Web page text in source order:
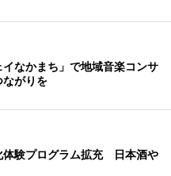
なかまち」で地域音楽コンサ
がりを
体験プログラム拡充 日本酒や